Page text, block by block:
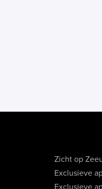
Zicht op
Exclusieve
Exclusieve